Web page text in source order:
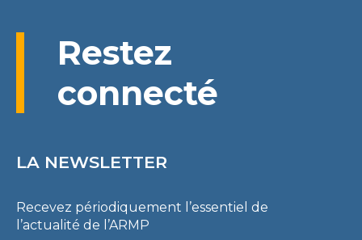
Restez
connecté
LA NEWSLETTER
Recevez périodiquement l’essentiel de
l’actualité de l’ARMP